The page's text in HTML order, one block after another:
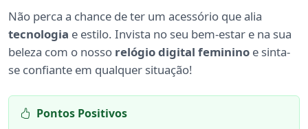
Não perca a chance de ter um acessório que alia
tecnologia e estilo. Invista no seu bem-estar e na sua
beleza com o nosso relógio digital feminino e sinta-
se confiante em qualquer situação!
Pontos Positivos